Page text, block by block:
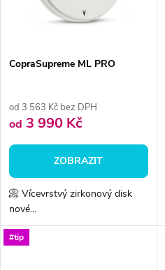
CopraSupreme ML PRO
od 3 563 Kč bez DPH
od 3 990 Kč
ZOBRAZIT
📀 Vícevrstvý zirkonový disk
nové...
#tip